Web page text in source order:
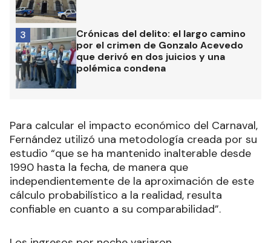
Crónicas del delito: el largo camino
por el crimen de Gonzalo Acevedo
que derivó en dos juicios y una
polémica condena
3
Para calcular el impacto económico del Carnaval,
Fernández utilizó una metodología creada por su
estudio “que se ha mantenido inalterable desde
1990 hasta la fecha, de manera que
independientemente de la aproximación de este
cálculo probabilístico a la realidad, resulta
confiable en cuanto a su comparabilidad”.